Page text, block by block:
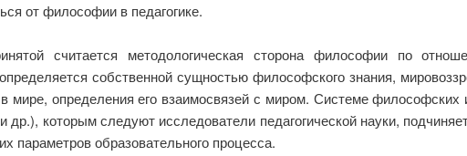
от философии в педагогике.
считается методологическая сторона философии по
собственной сущностью философского знания,
мире, определения его взаимосвязей с миром. Системе философских
др.), которым следуют исследователи педагогической науки,
параметров образовательного процесса.